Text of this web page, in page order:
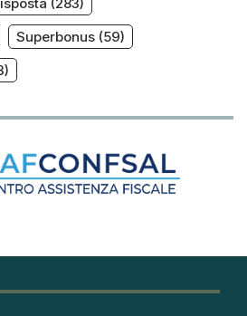
(283)
Superbonus (59)